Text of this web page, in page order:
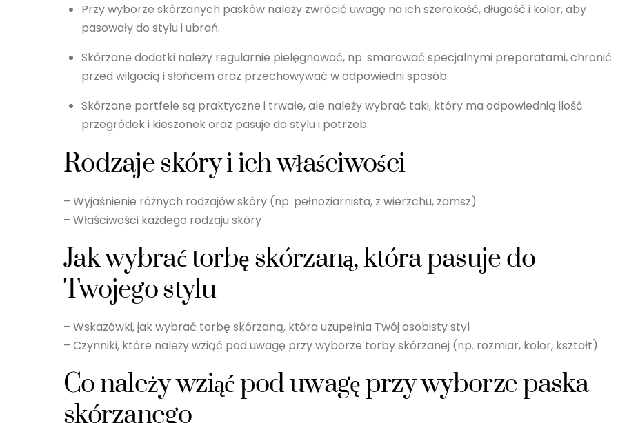
Przy wyborze skórzanych pasków należy zwrócić uwagę na ich szerokość, długość i kolor, aby
pasowały do stylu i ubrań.
Skórzane dodatki należy regularnie pielęgnować, np. smarować specjalnymi preparatami, chronić
przed wilgocią i słońcem oraz przechowywać w odpowiedni sposób.
Skórzane portfele są praktyczne i trwałe, ale należy wybrać taki, który ma odpowiednią ilość
przegródek i kieszonek oraz pasuje do stylu i potrzeb.
Rodzaje skóry i ich właściwości
– Wyjaśnienie różnych rodzajów skóry (np. pełnoziarnista, z wierzchu, zamsz)
– Właściwości każdego rodzaju skóry
Jak wybrać torbę skórzaną, która pasuje do
Twojego stylu
– Wskazówki, jak wybrać torbę skórzaną, która uzupełnia Twój osobisty styl
– Czynniki, które należy wziąć pod uwagę przy wyborze torby skórzanej (np. rozmiar, kolor, kształt)
Co należy wziąć pod uwagę przy wyborze paska
skórzanego